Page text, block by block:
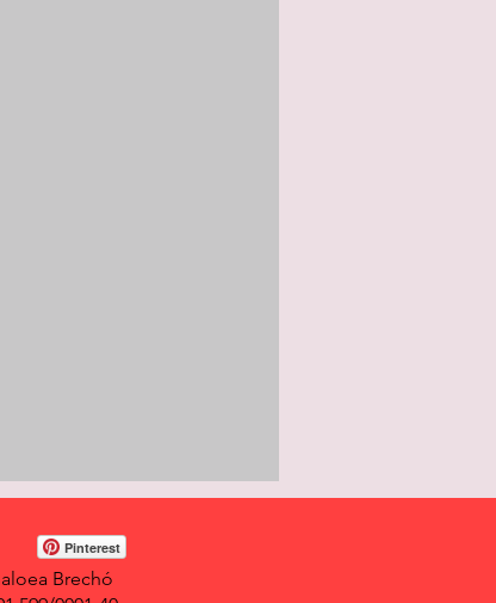
Brechó
Pinterest